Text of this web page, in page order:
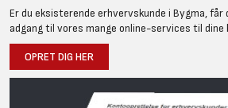
Er du eksisterende erhvervskunde i Bygma, får
adgang til vores mange online-services til dine
OPRET DIG HER